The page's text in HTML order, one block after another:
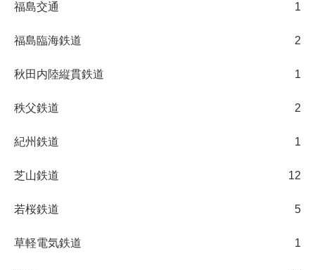
福島交通 1
福島臨海鉄道 2
秋田内陸縦貫鉄道 1
秩父鉄道 2
紀州鉄道 1
芝山鉄道 12
若桜鉄道 5
草軽電気鉄道 1